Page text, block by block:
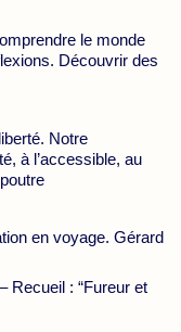
le monde
Découvrir des
Notre
à l’accessible, au
en voyage. Gérard
Recueil : “Fureur et